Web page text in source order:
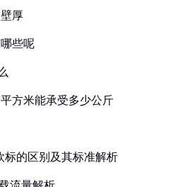
厚
些呢
方米能承受多少公斤
标的区别及其标准解析